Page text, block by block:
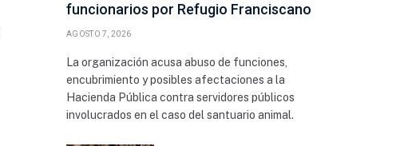
funcionarios por Refugio Franciscano
AGOSTO 7, 2026
La organización acusa abuso de funciones,
encubrimiento y posibles afectaciones a la
Hacienda Pública contra servidores públicos
involucrados en el caso del santuario animal.